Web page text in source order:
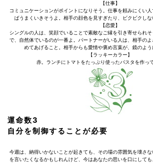
【仕事】
コミュニケーションがポイントになりそう。仕事を頼みにくい
ばうまくいきそうよ。相手の顔色を見すぎたり、ビクビクしな
【恋愛】
シングルの人は、笑顔でいることで素敵なご縁を引き寄せられ
で、自然体でいるのが一番よ。パートナーがいる人は、相手の
めてあげること。相手からも愛情や褒め言葉が、鏡のよう
【ラッキーカラー】
赤。ランチにトマトをたっぷり使ったパスタを作っ
運命数3
自分を制御することが必要
今週は、納得いかないことが起きても、その場の雰囲気を壊さ
を言いたくなるかもしれんけど、今はあなたの思いを口にして